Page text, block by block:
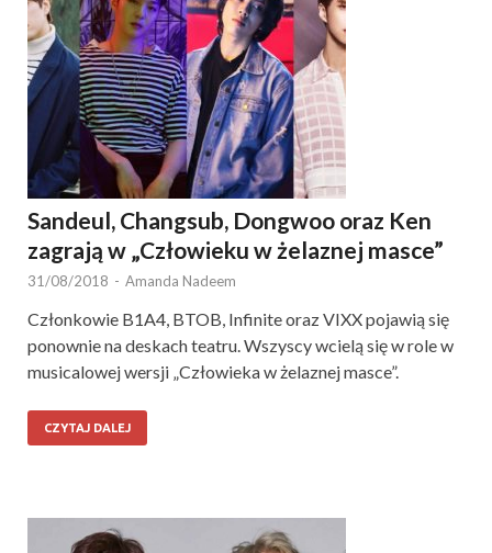
Sandeul, Changsub, Dongwoo oraz Ken
zagrają w „Człowieku w żelaznej masce”
31/08/2018 - Amanda Nadeem
Członkowie B1A4, BTOB, Infinite oraz VIXX pojawią się
ponownie na deskach teatru. Wszyscy wcielą się w role w
musicalowej wersji „Człowieka w żelaznej masce”.
CZYTAJ DALEJ